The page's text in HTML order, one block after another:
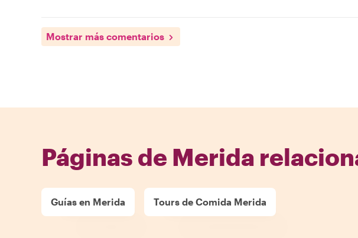
Mostrar más comentarios
Páginas de Merida
Guías en Merida Tours de Comida Merida